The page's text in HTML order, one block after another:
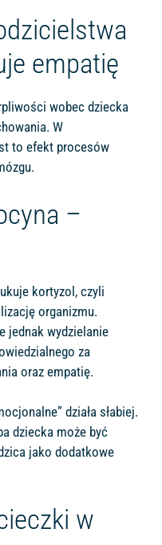
empatię
wobec dziecka
W
to efekt procesów
–
kortyzol, czyli
organizmu.
jednak wydzielanie
za
oraz empatię.
działa słabiej.
dziecka może być
jako dodatkowe
w